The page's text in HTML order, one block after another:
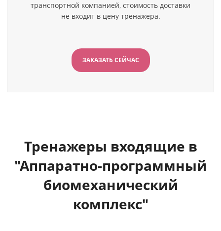
транспортной компанией, стоимость доставки
не входит в цену тренажера.
ЗАКАЗАТЬ СЕЙЧАС
Тренажеры входящие в
"Аппаратно-программный
биомеханический
комплекс"